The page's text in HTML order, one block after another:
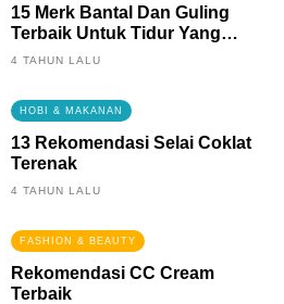
15 Merk Bantal Dan Guling
Terbaik Untuk Tidur Yang
Berkualitas
4 TAHUN LALU
HOBI & MAKANAN
13 Rekomendasi Selai Coklat
Terenak
4 TAHUN LALU
FASHION & BEAUTY
Rekomendasi CC Cream
Terbaik